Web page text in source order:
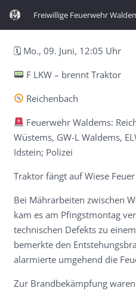
Freiwillige Feuerwehr
🗓 Mo., 09. Juni, 12:05 Uhr
F LKW – brennt Traktor
Reichenbach
Feuerwehr Waldems:
Wüstems, GW-L Waldems,
Idstein; Polizei
Traktor fängt auf Wiese Feuer
Bei Mährarbeiten zwischen
kam es am Pfingstmontag
technischen Defekts zu
bemerkte den
alarmierte umgehend die
Zur Brandbekämpfung